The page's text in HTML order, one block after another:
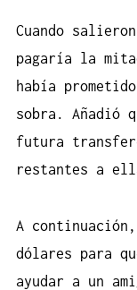
Cuando
pagaría la
había
sobra. Añadió
futura
restantes a
A
dólares para
ayudar a un